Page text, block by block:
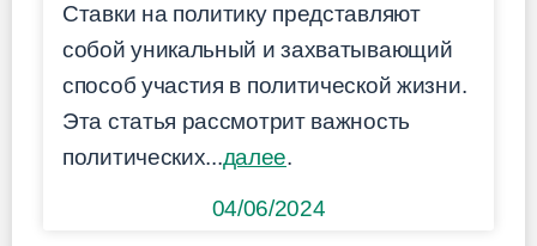
Ставки на политику представляют
собой уникальный и захватывающий
способ участия в политической жизни.
Эта статья рассмотрит важность
политических...далее.
04/06/2024